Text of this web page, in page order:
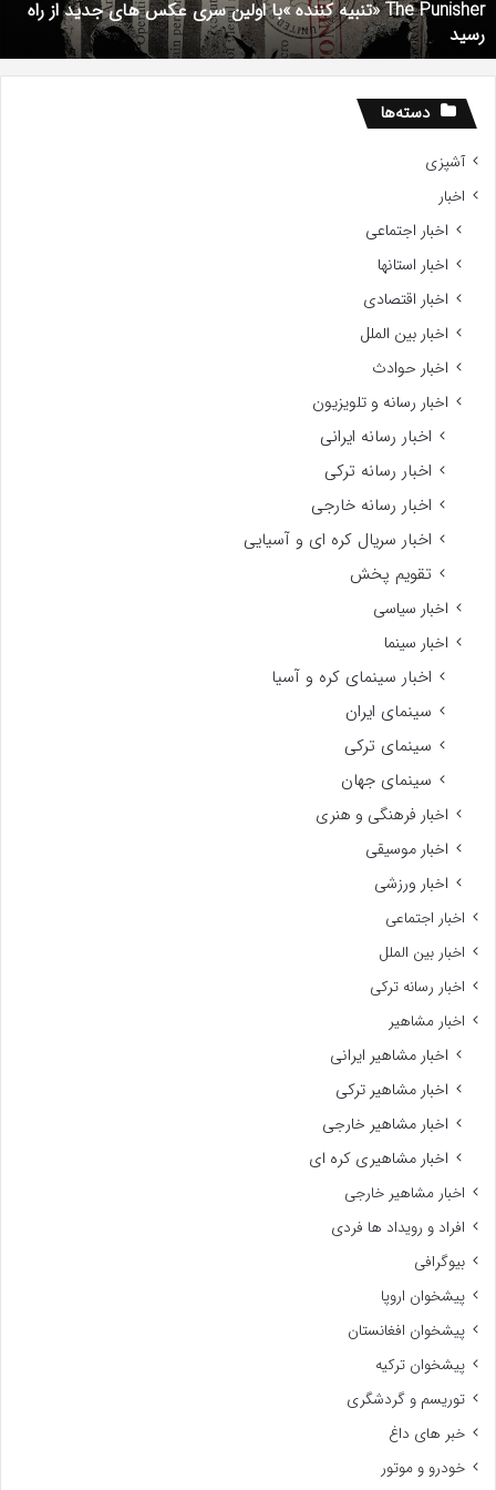
های
جدید
از
راه
رسید
The Punisher «تنبیه کننده »با اولین سری عکس های جدید از راه
رسید
دسته‌ها
آشپزی
اخبار
اخبار اجتماعی
اخبار استانها
اخبار اقتصادی
اخبار بین الملل
اخبار حوادث
اخبار رسانه و تلویزیون
اخبار رسانه ایرانی
اخبار رسانه ترکی
اخبار رسانه خارجی
اخبار سریال کره ای و آسیایی
تقویم پخش
اخبار سیاسی
اخبار سینما
اخبار سینمای کره و آسیا
سینمای ایران
سینمای ترکی
سینمای جهان
اخبار فرهنگی و هنری
اخبار موسیقی
اخبار ورزشی
اخبار اجتماعی
اخبار بین الملل
اخبار رسانه ترکی
اخبار مشاهیر
اخبار مشاهیر ایرانی
اخبار مشاهیر ترکی
اخبار مشاهیر خارجی
اخبار مشاهیری کره ای
اخبار مشاهیر خارجی
افراد و رویداد ها فردی
بیوگرافی
پیشخوان اروپا
پیشخوان افغانستان
پیشخوان ترکیه
توریسم و گردشگری
خبر های داغ
خودرو و موتور